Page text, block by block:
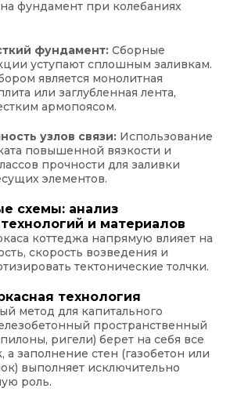
фундамент при колебаниях
фундамент: Сборные
уступают сплошным заливкам.
является монолитная
или заглубленная лента,
армопоясом.
узлов связи: Использование
повышенной вязкости и
прочности для заливки
элементов.
схемы: анализ
и материалов
коттеджа напрямую влияет на
скорость возведения и
тектонические толчки.
технология
метод для капитального
пространственный
ригели) берет на себя все
а заполнение стен (газобетон или
выполняет исключительно
роль.